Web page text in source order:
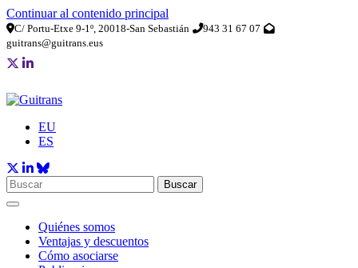
Continuar al contenido principal
C/ Portu-Etxe 9-1º, 20018-San Sebastián
943 31 67 07
guitrans@guitrans.eus
EU
ES
Buscar
Quiénes somos
Ventajas y descuentos
Cómo asociarse